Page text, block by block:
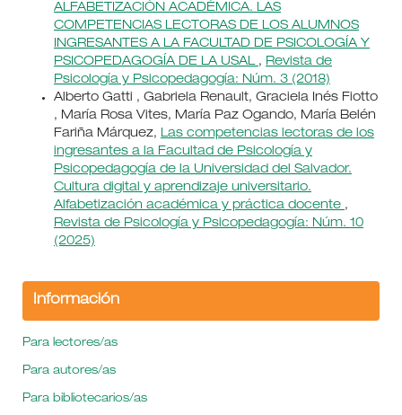
ALFABETIZACIÓN ACADÉMICA. LAS
COMPETENCIAS LECTORAS DE LOS ALUMNOS
INGRESANTES A LA FACULTAD DE PSICOLOGÍA Y
PSICOPEDAGOGÍA DE LA USAL , Revista de
Psicología y Psicopedagogía: Núm. 3 (2018)
Alberto Gatti , Gabriela Renault, Graciela Inés Fiotto
, María Rosa Vites, María Paz Ogando, María Belén
Fariña Márquez, Las competencias lectoras de los
ingresantes a la Facultad de Psicología y
Psicopedagogía de la Universidad del Salvador.
Cultura digital y aprendizaje universitario.
Alfabetización académica y práctica docente ,
Revista de Psicología y Psicopedagogía: Núm. 10
(2025)
Información
Para lectores/as
Para autores/as
Para bibliotecarios/as